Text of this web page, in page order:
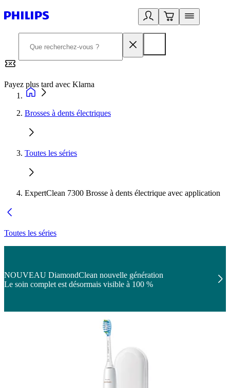
Payez plus tard avec Klarna
Brosses à dents électriques
Toutes les séries
ExpertClean 7300 Brosse à dents électrique avec application
Toutes les séries
NOUVEAU DiamondClean nouvelle génération
Le soin complet est désormais visible à 100 %